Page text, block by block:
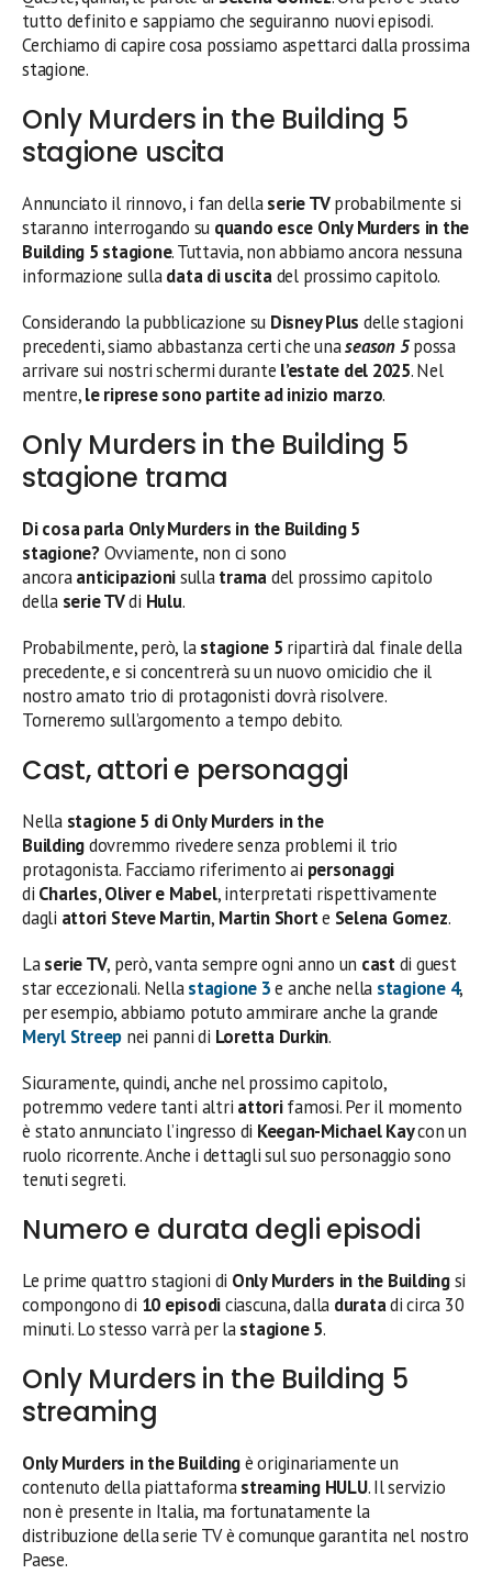
tutto definito e sappiamo che seguiranno nuovi episodi.
Cerchiamo di capire cosa possiamo aspettarci dalla prossima
stagione.
Only Murders in the Building 5
stagione uscita
Annunciato il rinnovo, i fan dellaserie TVprobabilmente si
staranno interrogando su quando esce Only Murders in the
Building 5 stagione. Tuttavia, non abbiamo ancora nessuna
informazione sulladata di uscitadel prossimo capitolo.
Considerando la pubblicazione su Disney Plus delle stagioni
precedenti, siamo abbastanza certi che unaseason 5possa
arrivare sui nostri schermi durante l’estate del 2025. Nel
mentre,le riprese sono partite ad inizio marzo.
Only Murders in the Building 5
stagione trama
Di cosa parla Only Murders in the Building 5
stagione?Ovviamente, non ci sono
ancoraanticipazionisullatramadel prossimo capitolo
della serie TVdi Hulu.
Probabilmente, però, lastagione 5 ripartirà dal finale della
precedente, e si concentrerà su un nuovo omicidio che il
nostro amato trio di protagonisti dovrà risolvere.
Torneremo sull’argomento a tempo debito.
Cast, attori e personaggi
Nella stagione 5 di Only Murders in the
Buildingdovremmo rivedere senza problemi il trio
protagonista. Facciamo riferimento ai personaggi
di Charles, Oliver e Mabel, interpretati rispettivamente
dagli attori Steve Martin, Martin Shorte Selena Gomez.
Laserie TV, però, vanta sempre ogni anno un castdi guest
star eccezionali. Nellastagione 3e anche nella stagione 4,
per esempio, abbiamo potuto ammirare anche la grande
Meryl Streep nei panni di Loretta Durkin.
Sicuramente, quindi, anche nel prossimo capitolo,
potremmo vedere tanti altri attorifamosi. Per il momento
è stato annunciato l’ingresso di Keegan-Michael Kaycon un
ruolo ricorrente. Anche i dettagli sul suo personaggio sono
tenuti segreti.
Numero e durata degli episodi
Le prime quattro stagioni di Only Murders in the Buildingsi
compongono di 10 episodiciascuna, dalla duratadi circa 30
minuti. Lo stesso varrà per lastagione 5.
Only Murders in the Building 5
streaming
Only Murders in the Buildingè originariamente un
contenuto della piattaformastreaming HULU. Il servizio
non è presente in Italia, ma fortunatamente la
distribuzione della serie TV è comunque garantita nel nostro
Paese.